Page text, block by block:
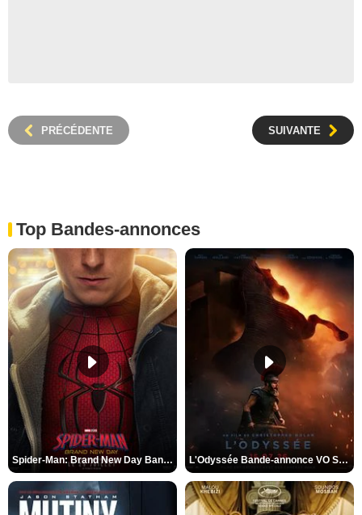
PRÉCÉDENTE SUIVANTE
Top Bandes-annonces
Spider-Man: Brand New Day Bande-annonce VO STFR L'Odyssée Bande-annonce VO STFR